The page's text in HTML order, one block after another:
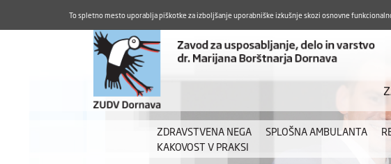
ZDRAVSTVENA NEGA SPLOŠNA AMBULANTA
KAKOVOST V PRAKSI
To spletno mesto uporablja piškotke za izboljšanje uporabniške izkušnje skozi osnovne